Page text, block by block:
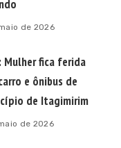
de 2026
Mulher fica ferida
e ônibus de
de Itagimirim
de 2026